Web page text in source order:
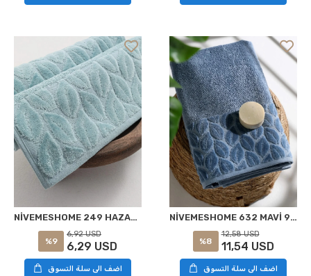
NİVEMESHOME 249 HAZAL YEŞİL JAKARLI HAVLU NURPAK
%9
6,92 USD
6,29 USD
اضف الى سلة التسوق
NİVEMESHOME 632 MAVİ 90X150 HAZAL BANYO HAVLUSU NURPAK
%8
12,58 USD
11,54 USD
اضف الى سلة التسوق